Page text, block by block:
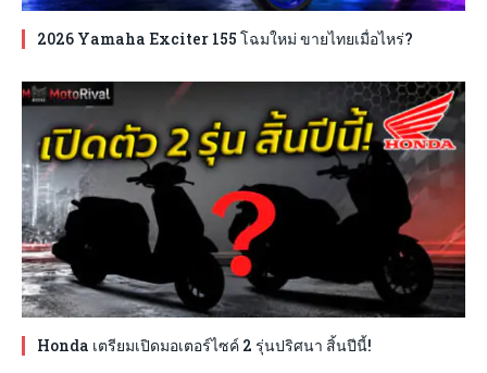
2026 Yamaha Exciter 155 โฉมใหม่ ขายไทยเมื่อไหร่?
Honda เตรียมเปิดมอเตอร์ไซค์ 2 รุ่นปริศนา สิ้นปีนี้!